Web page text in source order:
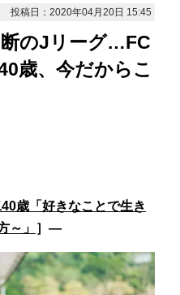
投稿日：2020年04月20日 15:45
のJリーグ…FC
歳、今だからこ
歳「好きなことで生き
～」 ］―